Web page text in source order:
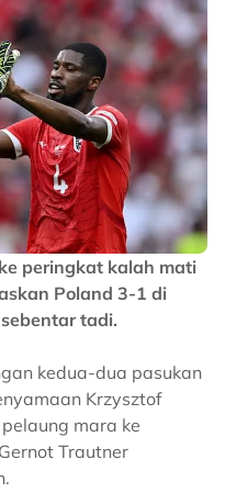
peringkat kalah mati
Poland 3-1 di
tadi.
kedua-dua pasukan
Krzysztof
mara ke
Trautner